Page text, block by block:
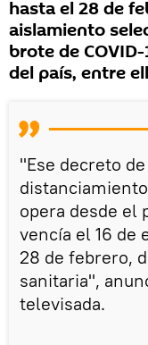
hasta el 28 de
aislamiento
brote de
del país, entre
"Ese decreto
opera desde el
vencía el 16 de
28 de febrero,
sanitaria",
televisada.